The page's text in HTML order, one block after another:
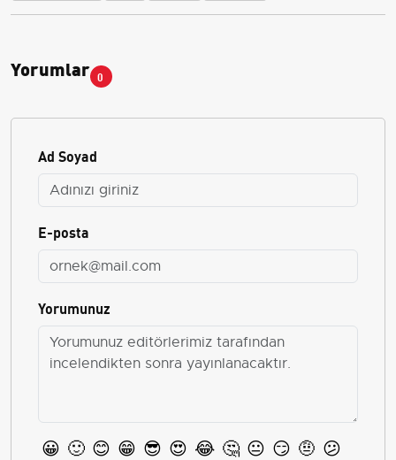
Yorumlar 0
Ad Soyad
E-posta
Yorumunuz
😀 🙂 😊 😁 😎 😍 😂 🤔 😐 😏 🤨 😕